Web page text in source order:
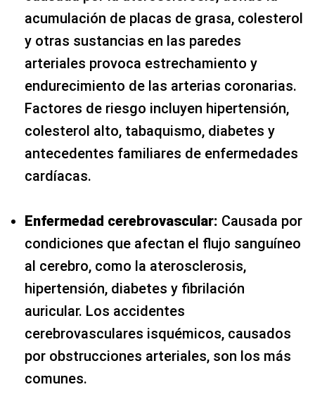
acumulación de placas de grasa, colesterol
y otras sustancias en las paredes
arteriales provoca estrechamiento y
endurecimiento de las arterias coronarias.
Factores de riesgo incluyen hipertensión,
colesterol alto, tabaquismo, diabetes y
antecedentes familiares de enfermedades
cardíacas.
Enfermedad cerebrovascular: Causada por
condiciones que afectan el flujo sanguíneo
al cerebro, como la aterosclerosis,
hipertensión, diabetes y fibrilación
auricular. Los accidentes
cerebrovasculares isquémicos, causados
por obstrucciones arteriales, son los más
comunes.